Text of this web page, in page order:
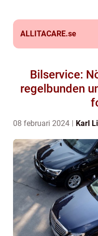
ALLITACARE.se
Bilservice:
regelbunden
08 februari 2024 Karl